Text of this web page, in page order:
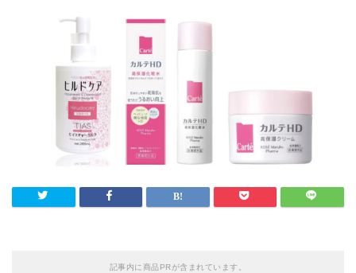
記事内に商品PRが含まれています。